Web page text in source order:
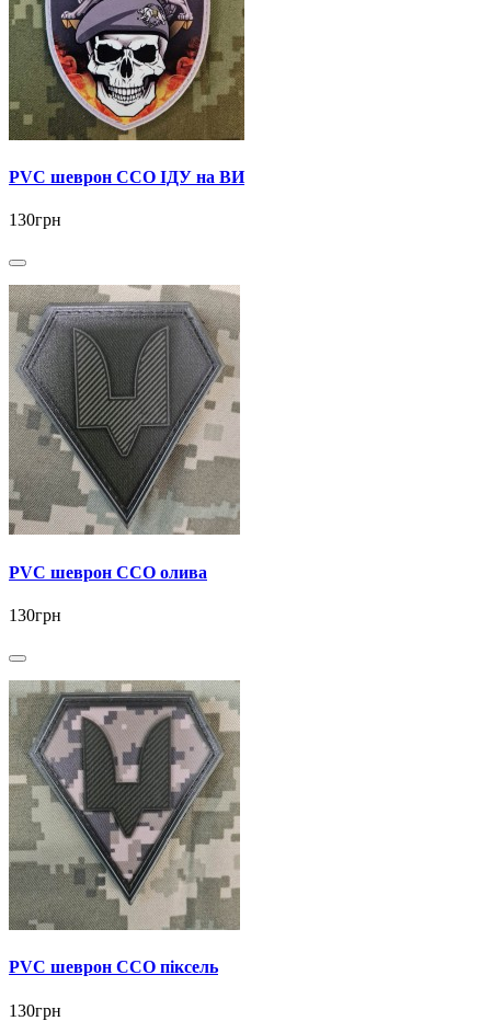
PVC шеврон ССО ІДУ на ВИ
130грн
PVC шеврон ССО олива
130грн
PVC шеврон ССО піксель
130грн